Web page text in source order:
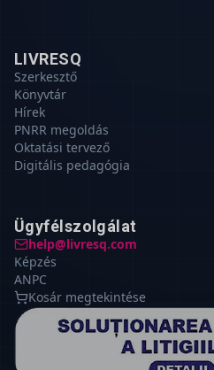
LIVRESQ
Szerkesztő
Könyvtár
Hírek
PNRR megoldás
Oktatási tervező
Digitális pedagógia
Ügyfélszolgálat
help@livresq.com
Képzés
ANPC
Kosár megtekintése